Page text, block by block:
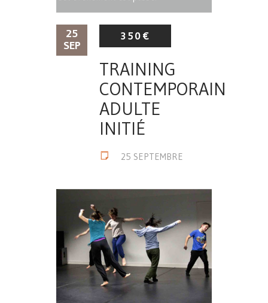
25
SEP
350€
TRAINING
CONTEMPORAIN
ADULTE
INITIÉ
25 SEPTEMBRE